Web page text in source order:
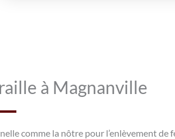
à Magnanville
comme la nôtre pour l’enlèvement de